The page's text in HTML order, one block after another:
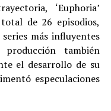
‘Euphoria’
de 26 episodios,
más influyentes
también
el desarrollo de su
especulaciones